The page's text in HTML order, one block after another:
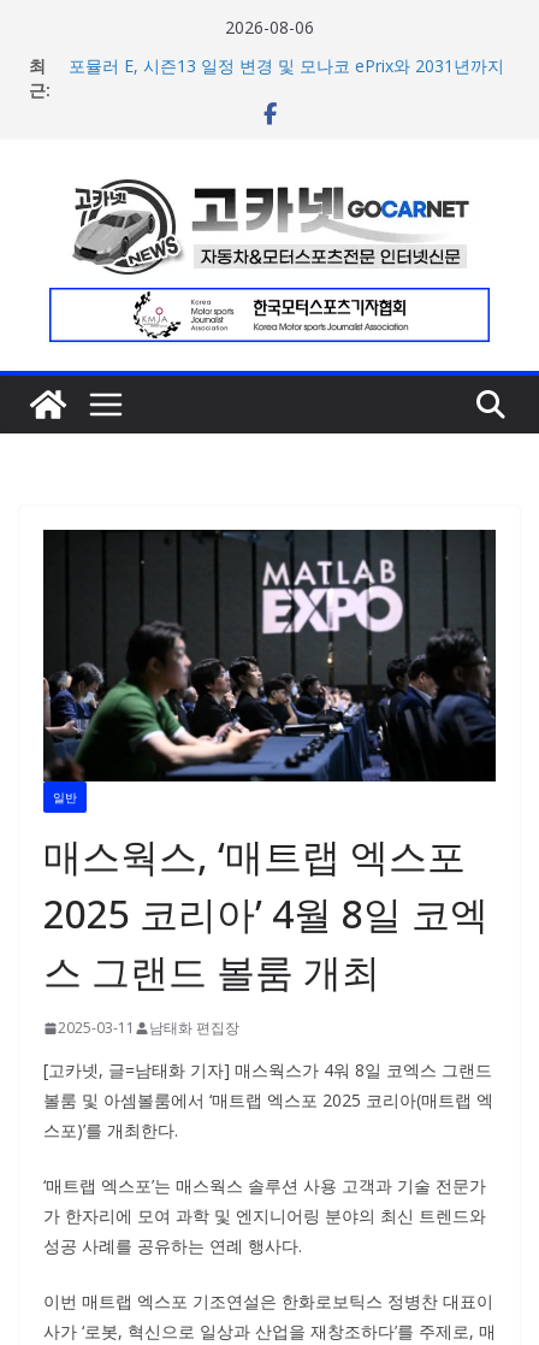
2026-08-06
최
근:
포뮬러 E, 시즌13 일정 변경 및 모나코 ePrix와 2031년까지
[신차] 아우디, 100km당 12.8kWh의 전비 달성한 컴팩트 순
공개… 본격 계약 개시
2026년 7월 국내 수입 승용차 신규 등록 전년 대비 14.3%
증가
한국타이어, 안전한 여름철 주행 위한 타이어 관리법 제안
일반
매스웍스, ‘매트랩 엑스포
2025 코리아’ 4월 8일 코엑
스 그랜드 볼룸 개최
2025-03-11 남태화 편집장
[고카넷, 글=남태화 기자] 매스웍스가 4워 8일 코엑스 그랜드
볼룸 및 아셈볼룸에서 ‘매트랩 엑스포 2025 코리아(매트랩 엑
스포)’를 개최한다.
‘매트랩 엑스포’는 매스웍스 솔루션 사용 고객과 기술 전문가
가 한자리에 모여 과학 및 엔지니어링 분야의 최신 트렌드와
성공 사례를 공유하는 연례 행사다.
이번 매트랩 엑스포 기조연설은 한화로보틱스 정병찬 대표이
사가 ‘로봇, 혁신으로 일상과 산업을 재창조하다’를 주제로, 매